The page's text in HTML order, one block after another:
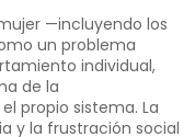
—incluyendo los
un problema
individual,
de la
propio sistema. La
y la frustración social